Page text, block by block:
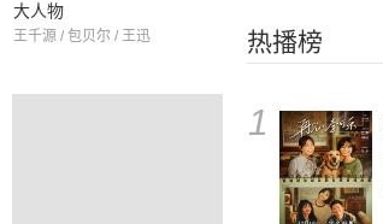
热播榜
1
大人物
王千源 / 包贝尔 / 王迅